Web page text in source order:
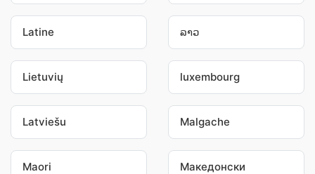
Latine ລາວ
Lietuvių luxembourg
Latviešu Malgache
Maori Македонски